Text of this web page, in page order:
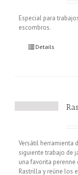
Especial para
escombros.
Details
Versátil herramienta
siguiente trabajo de
una favorita
Rastrilla y reúne los